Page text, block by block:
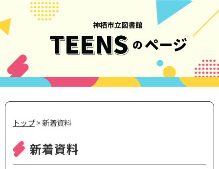
トップ> 新着資料
新着資料